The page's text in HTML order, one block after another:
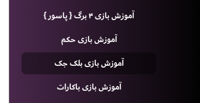
آموزش بازی ۴ برگ { پاسور }
آموزش بازی حکم
آموزش بازی بلک جک
آموزش بازی باکارات